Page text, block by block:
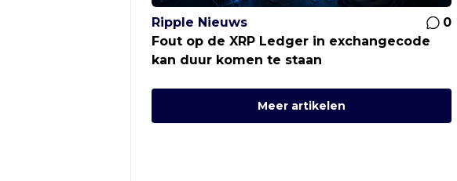
Ripple Nieuws
0
Fout op de XRP Ledger in exchangecode
kan duur komen te staan
Meer artikelen